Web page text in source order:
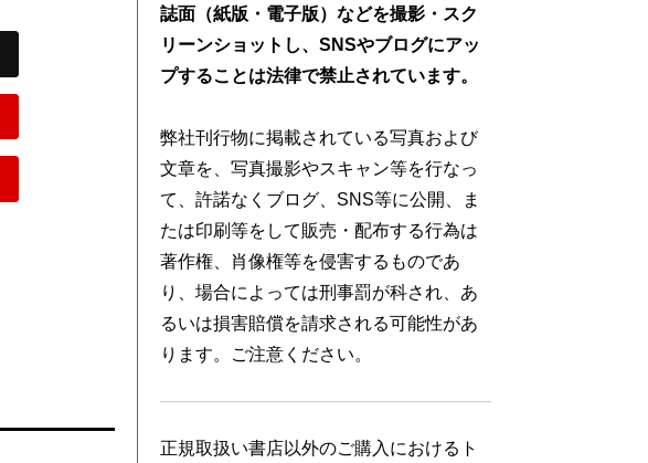
誌面（紙版・電子版）などを撮影・スク
リーンショットし、SNSやブログにアッ
プすることは法律で禁止されています。
弊社刊行物に掲載されている写真および
文章を、写真撮影やスキャン等を行なっ
て、許諾なくブログ、SNS等に公開、ま
たは印刷等をして販売・配布する行為は
著作権、肖像権等を侵害するものであ
り、場合によっては刑事罰が科され、あ
るいは損害賠償を請求される可能性があ
ります。ご注意ください。
正規取扱い書店以外のご購入におけるト